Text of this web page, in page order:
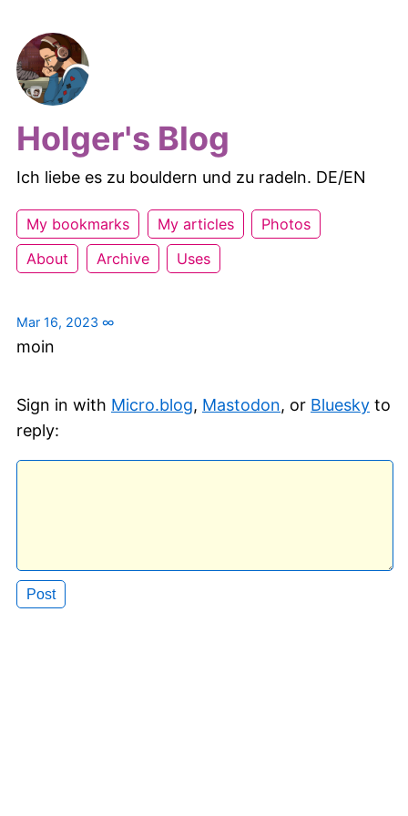
Holger's Blog
Ich liebe es zu bouldern und zu radeln. DE/EN
My bookmarks My articles
Photos
About
Archive Uses
Mar 16, 2023 ∞
moin
Sign in with Micro.blog, Mastodon, or Bluesky to
reply: